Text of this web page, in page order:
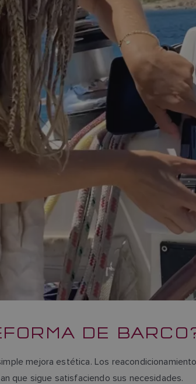
DE
mejora estética. Los
que sigue satisfaciendo sus necesidades.